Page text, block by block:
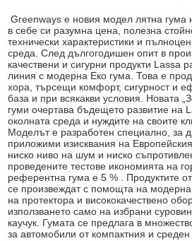
Greenways е новия модел лятна гума
в себе си разумна цена, полезна
технически характеристики и
среда. След дългогодишен опит в
качествени и сигурни продукти Lassa
линия с модерна Еко гума. Това е
хора, търсещи комфорт, сигурност и
база и при всякакви условия. Новата
гуми очертава бъдещето развитие на
околната среда и нуждите на своите
Моделът е разработен специално, за
приложими изисквания на
ниско ниво на шум и ниско
проведените тестове икономията на
референтна гума е 5 % . Продуктите
се произвеждат с помощта на
на протектора и висококачествено
използването само на избрани
каучук. Гумата се предлага в
за автомобили от компактния и среден